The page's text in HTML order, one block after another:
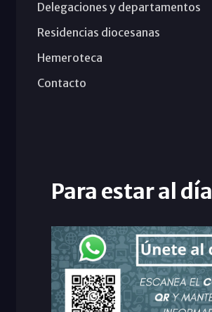
Delegaciones y departamentos
Residencias diocesanas
Hemeroteca
Contacto
Para estar al día